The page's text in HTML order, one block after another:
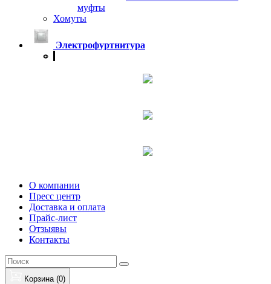
муфты
Хомуты
Электрофуртнитура
О компании
Пресс центр
Доставка и оплата
Прайс-лист
Отзыявы
Контакты
Корзина (0)